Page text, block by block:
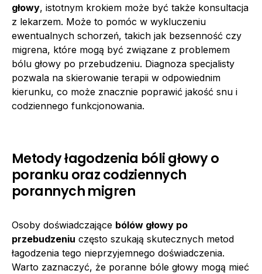
głowy, istotnym krokiem może być także konsultacja
z lekarzem. Może to pomóc w wykluczeniu
ewentualnych schorzeń, takich jak bezsenność czy
migrena, które mogą być związane z problemem
bólu głowy po przebudzeniu. Diagnoza specjalisty
pozwala na skierowanie terapii w odpowiednim
kierunku, co może znacznie poprawić jakość snu i
codziennego funkcjonowania.
Metody łagodzenia bóli głowy o
poranku oraz codziennych
porannych migren
Osoby doświadczające bólów głowy po
przebudzeniu często szukają skutecznych metod
łagodzenia tego nieprzyjemnego doświadczenia.
Warto zaznaczyć, że poranne bóle głowy mogą mieć